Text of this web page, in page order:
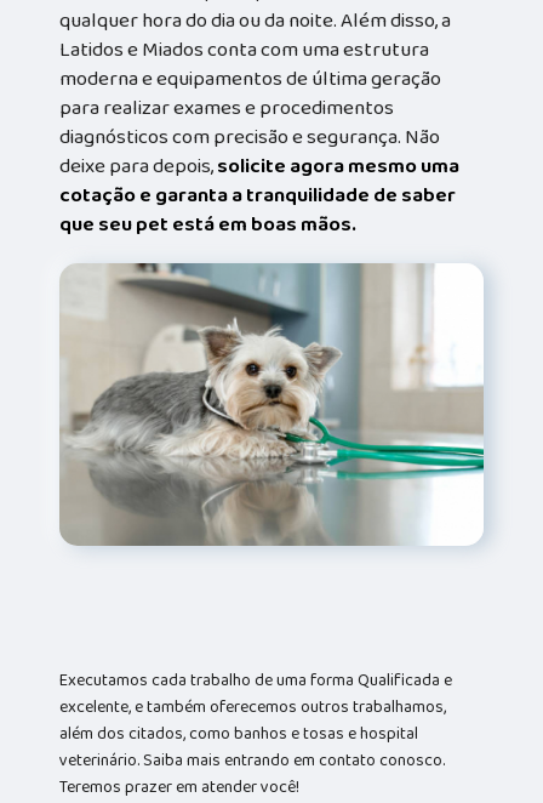
qualquer hora do dia ou da noite. Além disso, a
Latidos e Miados conta com uma estrutura
moderna e equipamentos de última geração
para realizar exames e procedimentos
diagnósticos com precisão e segurança. Não
deixe para depois,solicite agora mesmo uma
cotação e garanta a tranquilidade de saber
que seu pet está em boas mãos.
Executamos cada trabalho de uma forma Qualificada e
excelente, e também oferecemos outros trabalhamos,
além dos citados, como banhos e tosas e hospital
veterinário. Saiba mais entrando em contato conosco.
Teremos prazer em atender você!